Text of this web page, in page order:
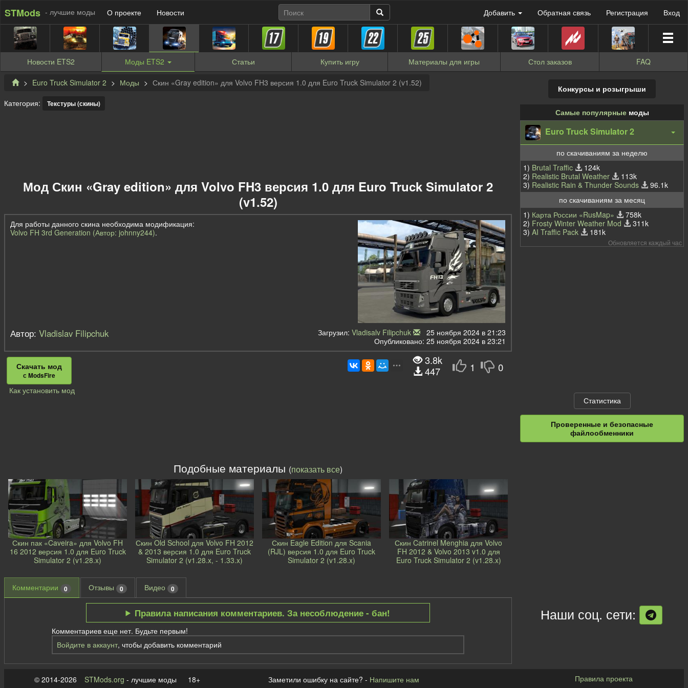
STMods - лучшие моды О проекте Новости Добавить Обратная связь Регистрация Вход
Новости ETS2 Моды ETS2 Статьи Купить игру Материалы для игры Стол заказов FAQ
Euro Truck Simulator 2 Моды Скин «Gray edition» для Volvo FH3 версия 1.0 для Euro Truck Simulator 2 (v1.52)
Категория: Текстуры (скины)
Мод Скин «Gray edition» для Volvo FH3 версия 1.0 для Euro Truck Simulator 2
(v1.52)
Для работы данного скина необходима модификация:
Volvo FH 3rd Generation (Автор: johnny244).
Автор: Vladislav Filipchuk Загрузил:Vladisalv Filipchuk
25 ноября 2024 в 21:23
Опубликовано: 25 ноября 2024 в 23:21
1 0
Скачать мод
с ModsFire
3.8k
447
Как установить мод
Подобные материалы (показать все)
Скин пак «Caveira» для Volvo FH
16 2012 версия 1.0 для Euro Truck
Simulator 2 (v1.28.x)
Скин Old School для Volvo FH 2012
& 2013 версия 1.0 для Euro Truck
Simulator 2 (v1.28.x, - 1.33.x)
Скин Eagle Edition для Scania
(RJL) версия 1.0 для Euro Truck
Simulator 2 (v1.28.x)
Скин Catrinel Menghia для Volvo
FH 2012 & Volvo 2013 v1.0 для
Euro Truck Simulator 2 (v1.28.x)
Комментарии 0 Отзывы 0 Видео 0
Правила написания комментариев. За несоблюдение - бан!
Комментариев еще нет. Будьте первым!
Войдите в аккаунт, чтобы добавить комментарий
Конкурсы и розыгрыши
Самые популярныемоды
Euro Truck Simulator 2
по скачиваниям за неделю
1) Brutal Traffic
124k
2) Realistic Brutal Weather
113k
3) Realistic Rain & Thunder Sounds
96.1k
по скачиваниям за месяц
1) Карта России «RusMap»
758k
2) Frosty Winter Weather Mod
311k
3) AI Traffic Pack 181k
Обновляется каждый час
Статистика
Проверенные и безопасные
файлообменники
Наши соц. сети:
© 2014-2026STMods.org - лучшие моды 18+ Заметили ошибку на сайте? - Напишите нам Правила проекта